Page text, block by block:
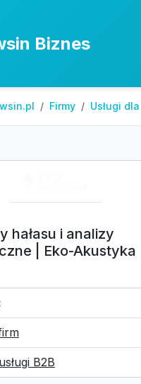
Biznes
Firmy Usługi
hałasu i analizy
| Eko-Akustyka
B2B